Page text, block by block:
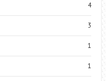
4
3
1
1